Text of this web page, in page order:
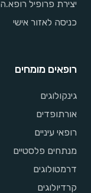
יצירת פרופיל רופא.ה
כניסה לאזור אישי
רופאים מומחים
גינקולוגים
אורתופדים
רופאי עיניים
מנתחים פלסטיים
דרמטולוגים
קרדיולוגים